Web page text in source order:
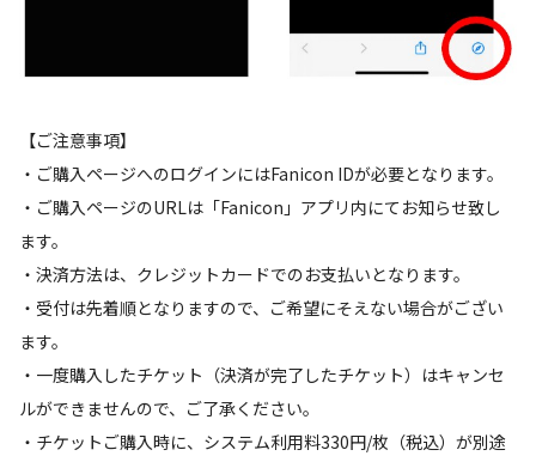
【ご注意事項】
・ご購入ページへのログインにはFanicon IDが必要となります。
・ご購入ページのURLは「Fanicon」アプリ内にてお知らせ致し
ます。
・決済方法は、クレジットカードでのお支払いとなります。
・受付は先着順となりますので、ご希望にそえない場合がござい
ます。
・一度購入したチケット（決済が完了したチケット）はキャンセ
ルができませんので、ご了承ください。
・チケットご購入時に、システム利用料330円/枚（税込）が別途